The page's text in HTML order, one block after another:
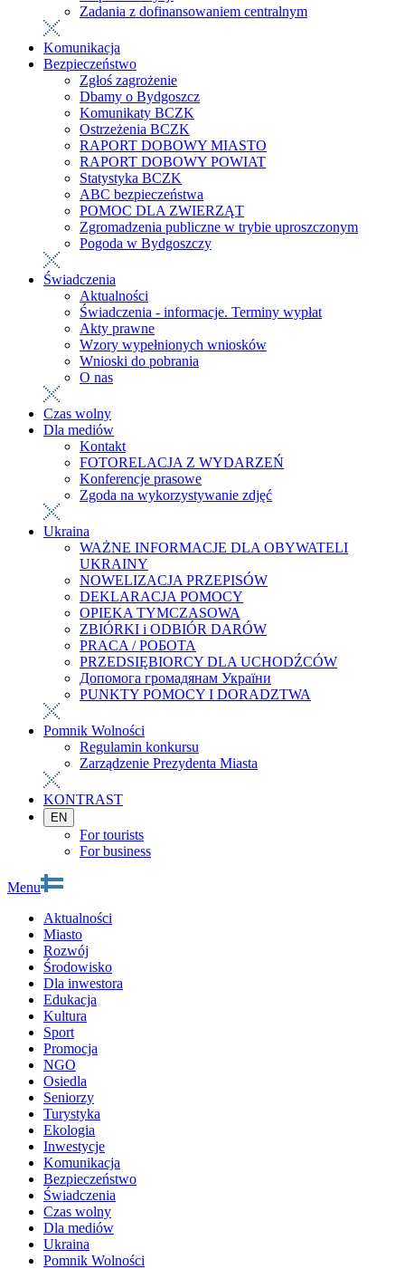
Zadania z dofinansowaniem centralnym
Komunikacja
Bezpieczeństwo
Zgłoś zagrożenie
Dbamy o Bydgoszcz
Komunikaty BCZK
Ostrzeżenia BCZK
RAPORT DOBOWY MIASTO
RAPORT DOBOWY POWIAT
Statystyka BCZK
ABC bezpieczeństwa
POMOC DLA ZWIERZĄT
Zgromadzenia publiczne w trybie uproszczonym
Pogoda w Bydgoszczy
Świadczenia
Aktualności
Świadczenia - informacje. Terminy wypłat
Akty prawne
Wzory wypełnionych wniosków
Wnioski do pobrania
O nas
Czas wolny
Dla mediów
Kontakt
FOTORELACJA Z WYDARZEŃ
Konferencje prasowe
Zgoda na wykorzystywanie zdjęć
Ukraina
WAŻNE INFORMACJE DLA OBYWATELI
UKRAINY
NOWELIZACJA PRZEPISÓW
DEKLARACJA POMOCY
OPIEKA TYMCZASOWA
ZBIÓRKI i ODBIÓR DARÓW
PRACA / РОБОТА
PRZEDSIĘBIORCY DLA UCHODŹCÓW
Допомога громадянам України
PUNKTY POMOCY I DORADZTWA
Pomnik Wolności
Regulamin konkursu
Zarządzenie Prezydenta Miasta
KONTRAST
EN
For tourists
For business
Menu
Aktualności
Miasto
Rozwój
Środowisko
Dla inwestora
Edukacja
Kultura
Sport
Promocja
NGO
Osiedla
Seniorzy
Turystyka
Ekologia
Inwestycje
Komunikacja
Bezpieczeństwo
Świadczenia
Czas wolny
Dla mediów
Ukraina
Pomnik Wolności